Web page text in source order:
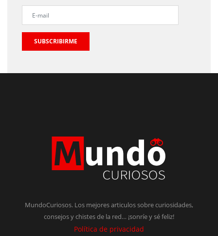
SUBSCRIBIRME
MundoCuriosos. Los mejores articulos sobre curiosidades,
consejos y chistes de la red… ¡sonríe y sé feliz!
Política de privacidad